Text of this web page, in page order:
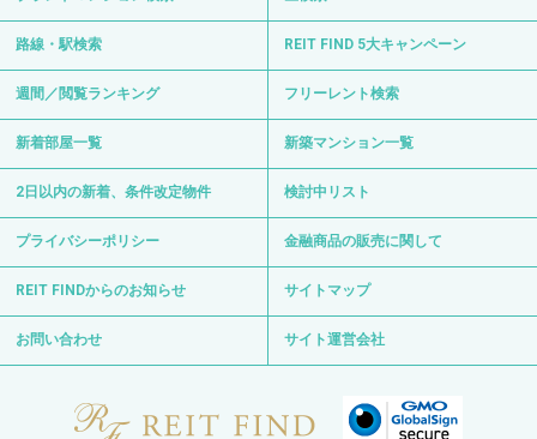
路線・駅検索 REIT FIND 5大キャンペーン
週間／閲覧ランキング フリーレント検索
新着部屋一覧 新築マンション一覧
2日以内の新着、条件改定物件 検討中リスト
プライバシーポリシー 金融商品の販売に関して
REIT FINDからのお知らせ サイトマップ
お問い合わせ サイト運営会社